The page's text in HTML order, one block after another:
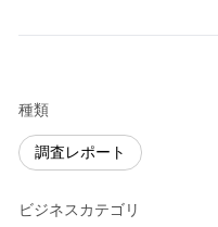
種類
調査レポート
ビジネスカテゴリ